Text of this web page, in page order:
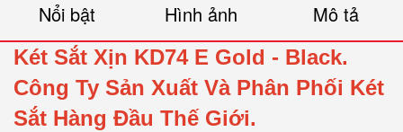
Nổi bật Hình ảnh Mô tả
Két Sắt Xịn KD74 E Gold - Black.
Công Ty Sản Xuất Và Phân Phối Két
Sắt Hàng Đầu Thế Giới.